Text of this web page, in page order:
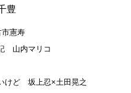
豊
憲寿
山内マリコ
けど 坂上忍×土田晃之